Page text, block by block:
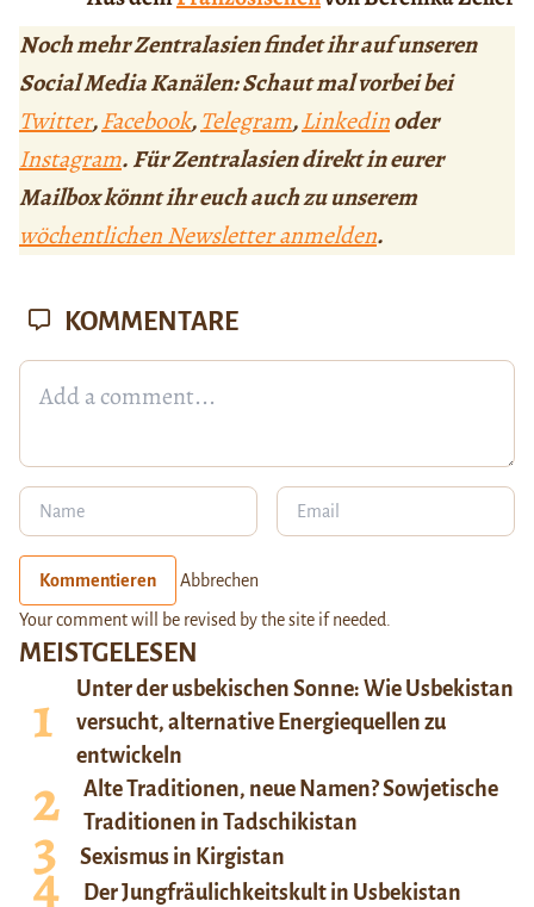
Noch mehr Zentralasien findet ihr auf unseren
Social Media Kanälen: Schaut mal vorbei bei
Twitter,Facebook,Telegram,Linkedinoder
Instagram. Für Zentralasien direkt in eurer
Mailbox könnt ihr euch auch zu unserem
wöchentlichen Newsletter anmelden.
MEISTGELESEN
Unter der usbekischen Sonne: Wie Usbekistan
versucht, alternative Energiequellen zu
entwickeln
Alte Traditionen, neue Namen? Sowjetische
Traditionen in Tadschikistan
Sexismus in Kirgistan
Der Jungfräulichkeitskult in Usbekistan
KOMMENTARE
Kommentieren Abbrechen
Your comment will be revised by the site if needed.